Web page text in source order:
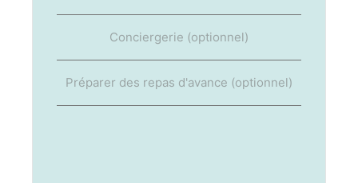
Conciergerie (optionnel)
Préparer des repas d'avance (optionnel)